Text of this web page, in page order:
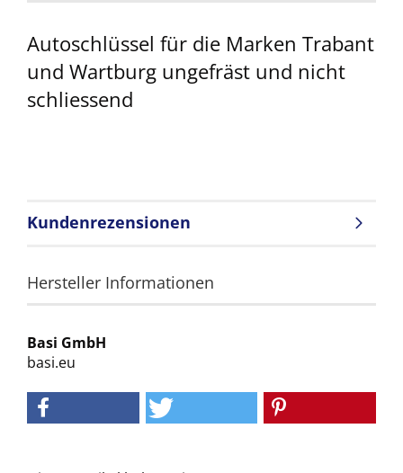
Autoschlüssel für die Marken Trabant
und Wartburg ungefräst und nicht
schliessend
Kundenrezensionen
Hersteller Informationen
Basi GmbH
basi.eu